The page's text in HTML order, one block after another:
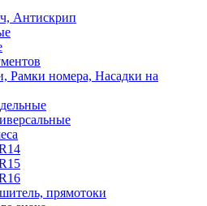
Антискрип
Рамки номера, Насадки на
прямотоки